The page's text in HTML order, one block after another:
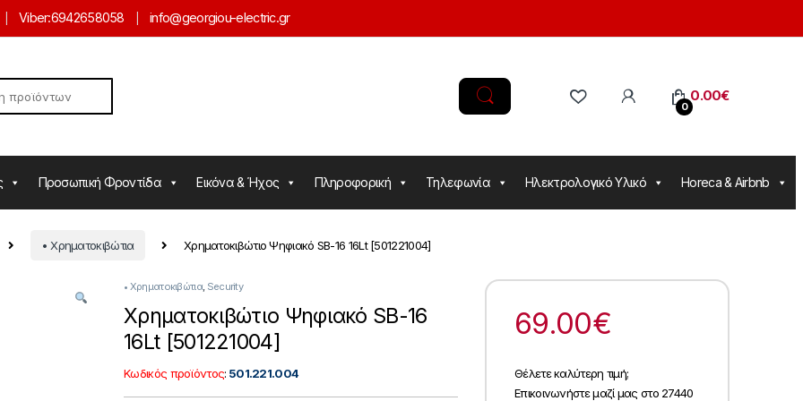
Viber:6942658058 info@georgiou-electric.gr
0
0.00€
Προσωπική Φροντίδα Εικόνα & Ήχος Πληροφορική Τηλεφωνία Ηλεκτρολογικό Υλικό Horeca & Airbnb
• Χρηματοκιβώτια Χρηματοκιβώτιο Ψηφιακό SB-16 16Lt [501221004]
• Χρηματοκιβώτια, Security
Χρηματοκιβώτιο Ψηφιακό SB-16
16Lt [501221004]
Κωδικός προϊόντος: 501.221.004
69.00€
Θέλετε καλύτερη τιμή;
Επικοινωνήστε μαζί μας στο 27440